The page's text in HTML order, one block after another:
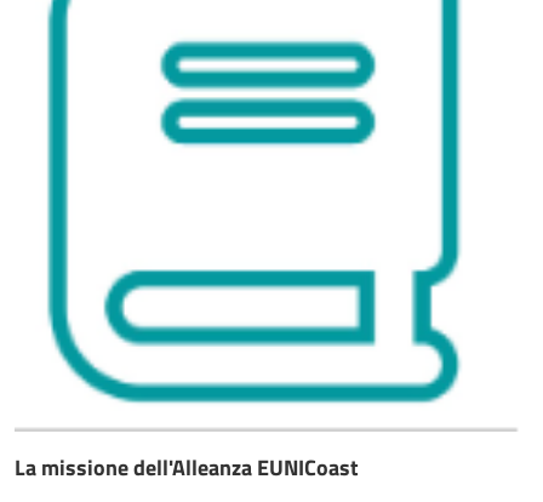
La missione dell'Alleanza EUNICoast